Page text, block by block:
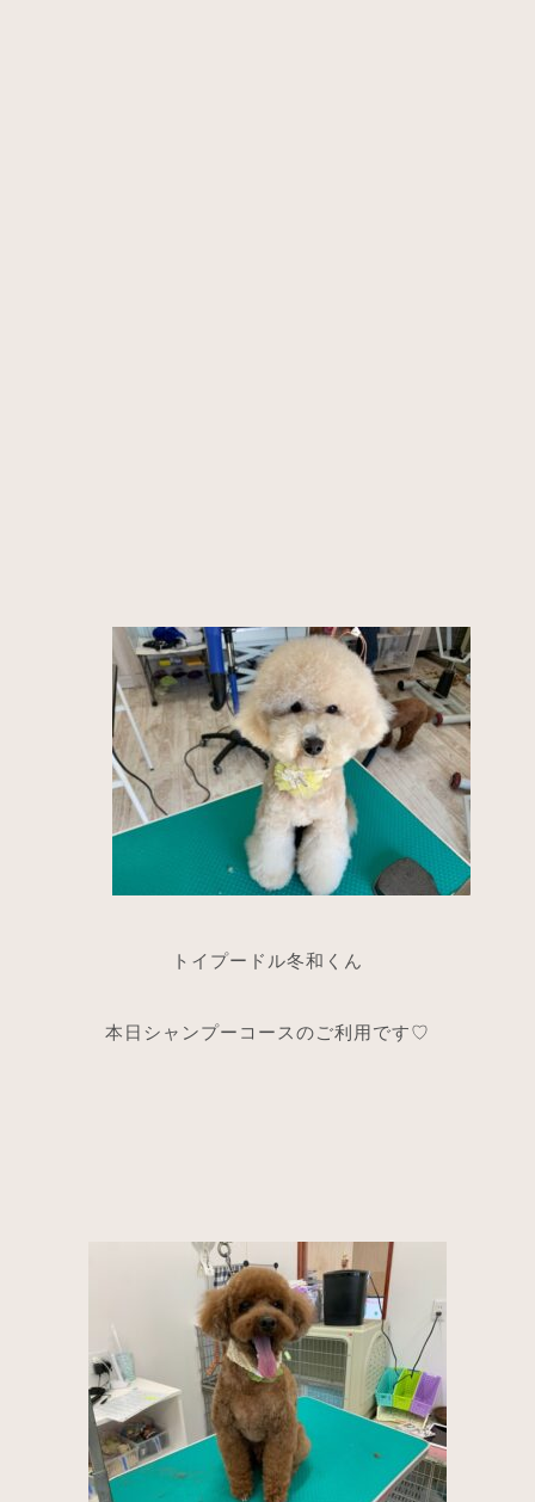
トイプードル冬和くん
本日シャンプーコースのご利用です♡